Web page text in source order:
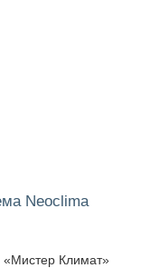
Neoclima
Климат»